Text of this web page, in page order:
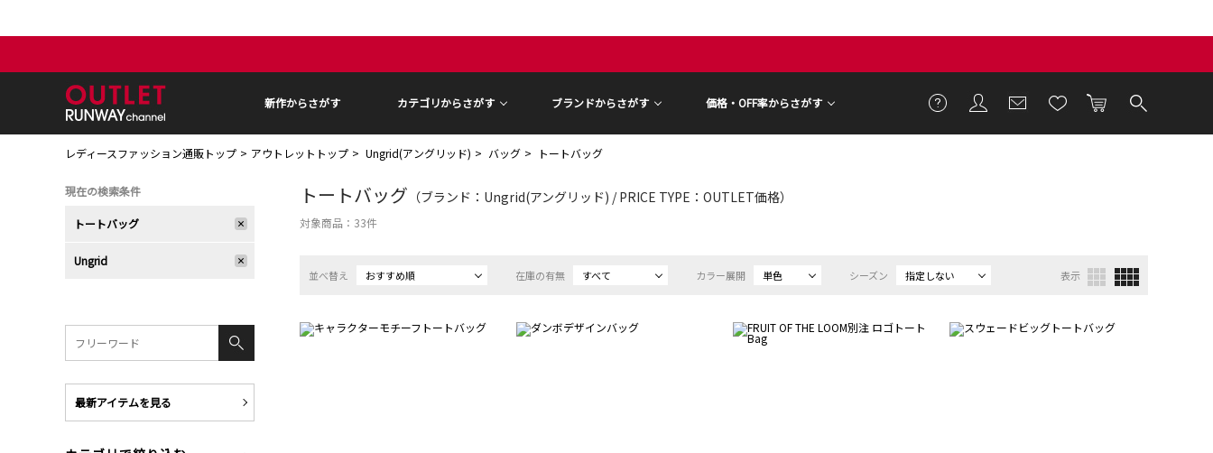
新作からさがす カテゴリからさがす ブランドからさがす 価格・OFF率からさがす
レディースファッション通販トップ アウトレットトップ Ungrid(アングリッド) バッグ トートバッグ
トートバッグ （ブランド：Ungrid(アングリッド) / PRICE TYPE：OUTLET価格）
対象商品： 33件
並べ替え おすすめ順 在庫の有無 すべて カラー展開 単色 シーズン 指定しない 表示
現在の検索条件
トートバッグ
Ungrid
最新アイテムを見る